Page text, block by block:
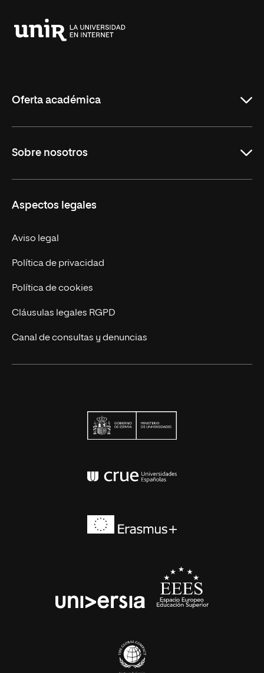
Oferta académica
Maestrías
Sobre nosotros
Trabaja en UNIR
Actualidad UNIR
Contáctanos
Aspectos legales
Aviso legal
Política de privacidad
Política de cookies
Cláusulas legales RGPD
Canal de consultas y denuncias